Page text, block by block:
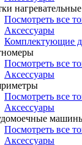
нагревательные
Посмотреть все
Аксессуары
Комплектующие
Посмотреть все
Аксессуары
Посмотреть все
Аксессуары
Посмотреть все
Аксессуары